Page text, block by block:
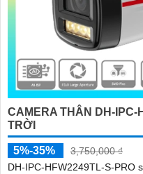
CAMERA THÂN DH-IPC-
TRỜI
5%-35%
3,750,000 ₫
DH-IPC-HFW2249TL-S-PRO